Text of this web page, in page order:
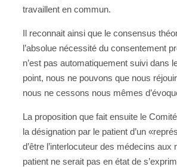
travaillent en commun.
Il reconnait ainsi que le consensus
l’absolue nécessité du consentement
n’est pas automatiquement suivi dans
point, nous ne pouvons que nous
nous ne cessons nous mêmes
La proposition que fait ensuite le
la désignation par le patient d’un
d’être l’interlocuteur des médecins
patient ne serait pas en état de